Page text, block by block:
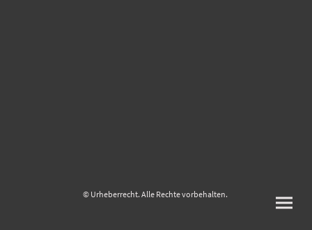
© Urheberrecht. Alle Rechte vorbehalten.